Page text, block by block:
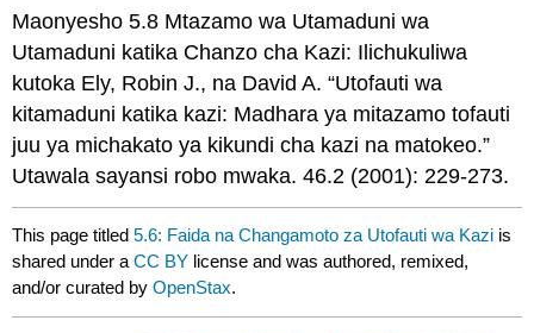
Maonyesho 5.8 Mtazamo wa Utamaduni wa
Utamaduni katika Chanzo cha Kazi: Ilichukuliwa
kutoka Ely, Robin J., na David A. “Utofauti wa
kitamaduni katika kazi: Madhara ya mitazamo tofauti
juu ya michakato ya kikundi cha kazi na matokeo.”
Utawala sayansi robo mwaka. 46.2 (2001): 229-273.
This page titled5.6: Faida na Changamoto za Utofauti wa Kazi is
shared under aCC BY license and was authored, remixed,
and/or curated byOpenStax.